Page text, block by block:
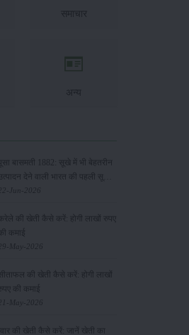
समाचार
अन्य
पूसा बासमती 1882: सूखे में भी बेहतरीन
उत्पादन देने वाली भारत की पहली सूखा-
सहिष्णु बासमती किस्म
22-Jun-2026
करेले की खेती कैसे करें: होगी लाखों रुपए
की कमाई
29-May-2026
सीताफल की खेती कैसे करें: होगी लाखों
रुपए की कमाई
21-May-2026
ग्वार की खेती कैसे करें: जानें खेती का